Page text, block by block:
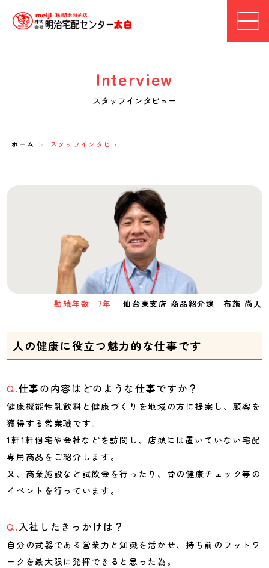
Interview
ホーム > スタッフインタビュー
勤続年数 7年 仙台東支店 商品紹介課 布施 尚人
人の健康に役立つ魅力的な仕事です
仕事の内容はどのような仕事ですか？
健康機能性乳飲料と健康づくりを地域の方に提案し、顧客を
獲得する営業職です。
1軒1軒個宅や会社などを訪問し、店頭には置いていない宅配
専用商品をご紹介します。
又、商業施設など試飲会を行ったり、骨の健康チェック等の
イベントを行っています。
入社したきっかけは？
自分の武器である営業力と知識を活かせ、持ち前のフットワ
ークを最大限に発揮できると思った為。